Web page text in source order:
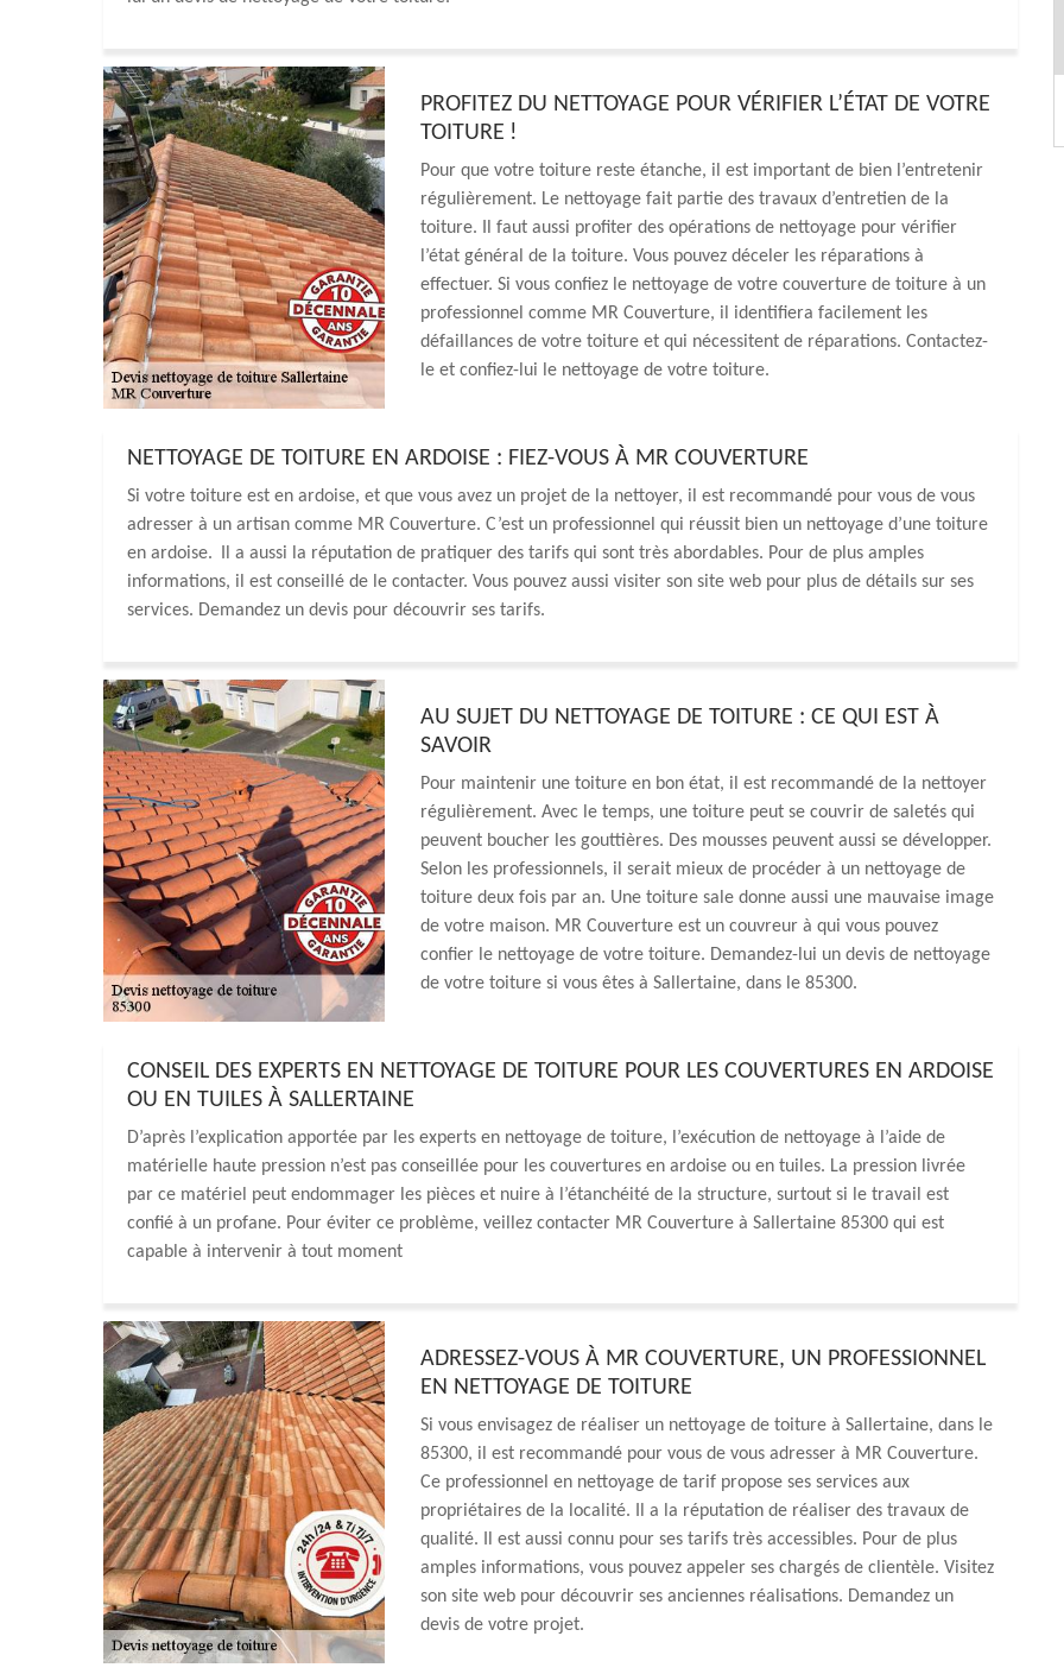
PROFITEZ DU NETTOYAGE POUR VÉRIFIER L’ÉTAT DE VOTRE
TOITURE !
Pour que votre toiture reste étanche, il est important de bien l’entretenir
régulièrement. Le nettoyage fait partie des travaux d’entretien de la
toiture. Il faut aussi profiter des opérations de nettoyage pour vérifier
l’état général de la toiture. Vous pouvez déceler les réparations à
effectuer. Si vous confiez le nettoyage de votre couverture de toiture à un
professionnel comme MR Couverture, il identifiera facilement les
défaillances de votre toiture et qui nécessitent de réparations. Contactez-
le et confiez-lui le nettoyage de votre toiture.
NETTOYAGE DE TOITURE EN ARDOISE : FIEZ-VOUS À MR COUVERTURE
Si votre toiture est en ardoise, et que vous avez un projet de la nettoyer, il est recommandé pour vous de vous
adresser à un artisan comme MR Couverture. C’est un professionnel qui réussit bien un nettoyage d’une toiture
en ardoise. Il a aussi la réputation de pratiquer des tarifs qui sont très abordables. Pour de plus amples
informations, il est conseillé de le contacter. Vous pouvez aussi visiter son site web pour plus de détails sur ses
services. Demandez un devis pour découvrir ses tarifs.
AU SUJET DU NETTOYAGE DE TOITURE : CE QUI EST À
SAVOIR
Pour maintenir une toiture en bon état, il est recommandé de la nettoyer
régulièrement. Avec le temps, une toiture peut se couvrir de saletés qui
peuvent boucher les gouttières. Des mousses peuvent aussi se développer.
Selon les professionnels, il serait mieux de procéder à un nettoyage de
toiture deux fois par an. Une toiture sale donne aussi une mauvaise image
de votre maison. MR Couverture est un couvreur à qui vous pouvez
confier le nettoyage de votre toiture. Demandez-lui un devis de nettoyage
de votre toiture si vous êtes à Sallertaine, dans le 85300.
CONSEIL DES EXPERTS EN NETTOYAGE DE TOITURE POUR LES COUVERTURES EN ARDOISE
OU EN TUILES À SALLERTAINE
D’après l’explication apportée par les experts en nettoyage de toiture, l’exécution de nettoyage à l’aide de
matérielle haute pression n’est pas conseillée pour les couvertures en ardoise ou en tuiles. La pression livrée
par ce matériel peut endommager les pièces et nuire à l’étanchéité de la structure, surtout si le travail est
confié à un profane. Pour éviter ce problème, veillez contacter MR Couverture à Sallertaine 85300 qui est
capable à intervenir à tout moment
ADRESSEZ-VOUS À MR COUVERTURE, UN PROFESSIONNEL
EN NETTOYAGE DE TOITURE
Si vous envisagez de réaliser un nettoyage de toiture à Sallertaine, dans le
85300, il est recommandé pour vous de vous adresser à MR Couverture.
Ce professionnel en nettoyage de tarif propose ses services aux
propriétaires de la localité. Il a la réputation de réaliser des travaux de
qualité. Il est aussi connu pour ses tarifs très accessibles. Pour de plus
amples informations, vous pouvez appeler ses chargés de clientèle. Visitez
son site web pour découvrir ses anciennes réalisations. Demandez un
devis de votre projet.